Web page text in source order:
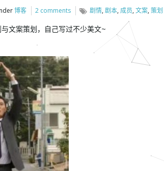
博客 2 comments 剧情,剧本,成员,文案,策划
文案策划，自己写过不少美文~